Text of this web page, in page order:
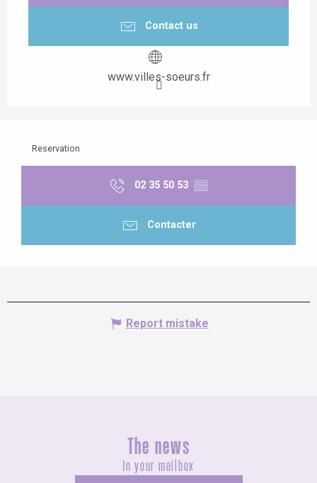
Contact us
www.villes-soeurs.fr
Reservation
02 35 50 53 ▒▒
Contacter
Report mistake
The news
In your mailbox